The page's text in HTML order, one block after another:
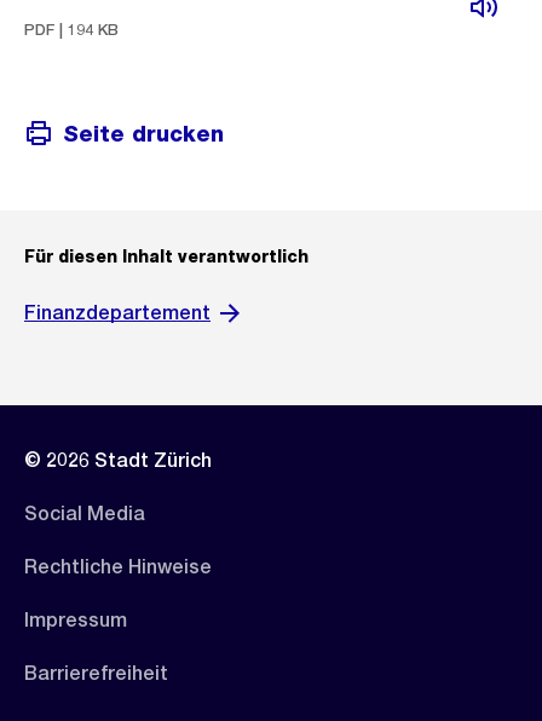
PDF | 194 KB
Seite drucken
Für diesen Inhalt verantwortlich
Finanzdepartement
© 2026 Stadt Zürich
Social Media
Rechtliche Hinweise
Impressum
Barrierefreiheit